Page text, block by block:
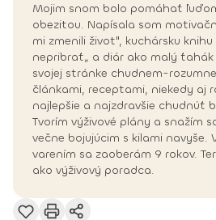
Mojim snom bolo pomáhať
obezitou. Napísala som
mi zmenili život", kuchársku
nepribrať„ a diár ako malý
svojej stránke chudnem-
článkami, receptami, niekedy aj
najlepšie a najzdravšie chudnúť
Tvorím výživové plány a snažím
večne bojujúcim s kilami navyše.
varením sa zaoberám 9 rokov.
ako výživový poradca.